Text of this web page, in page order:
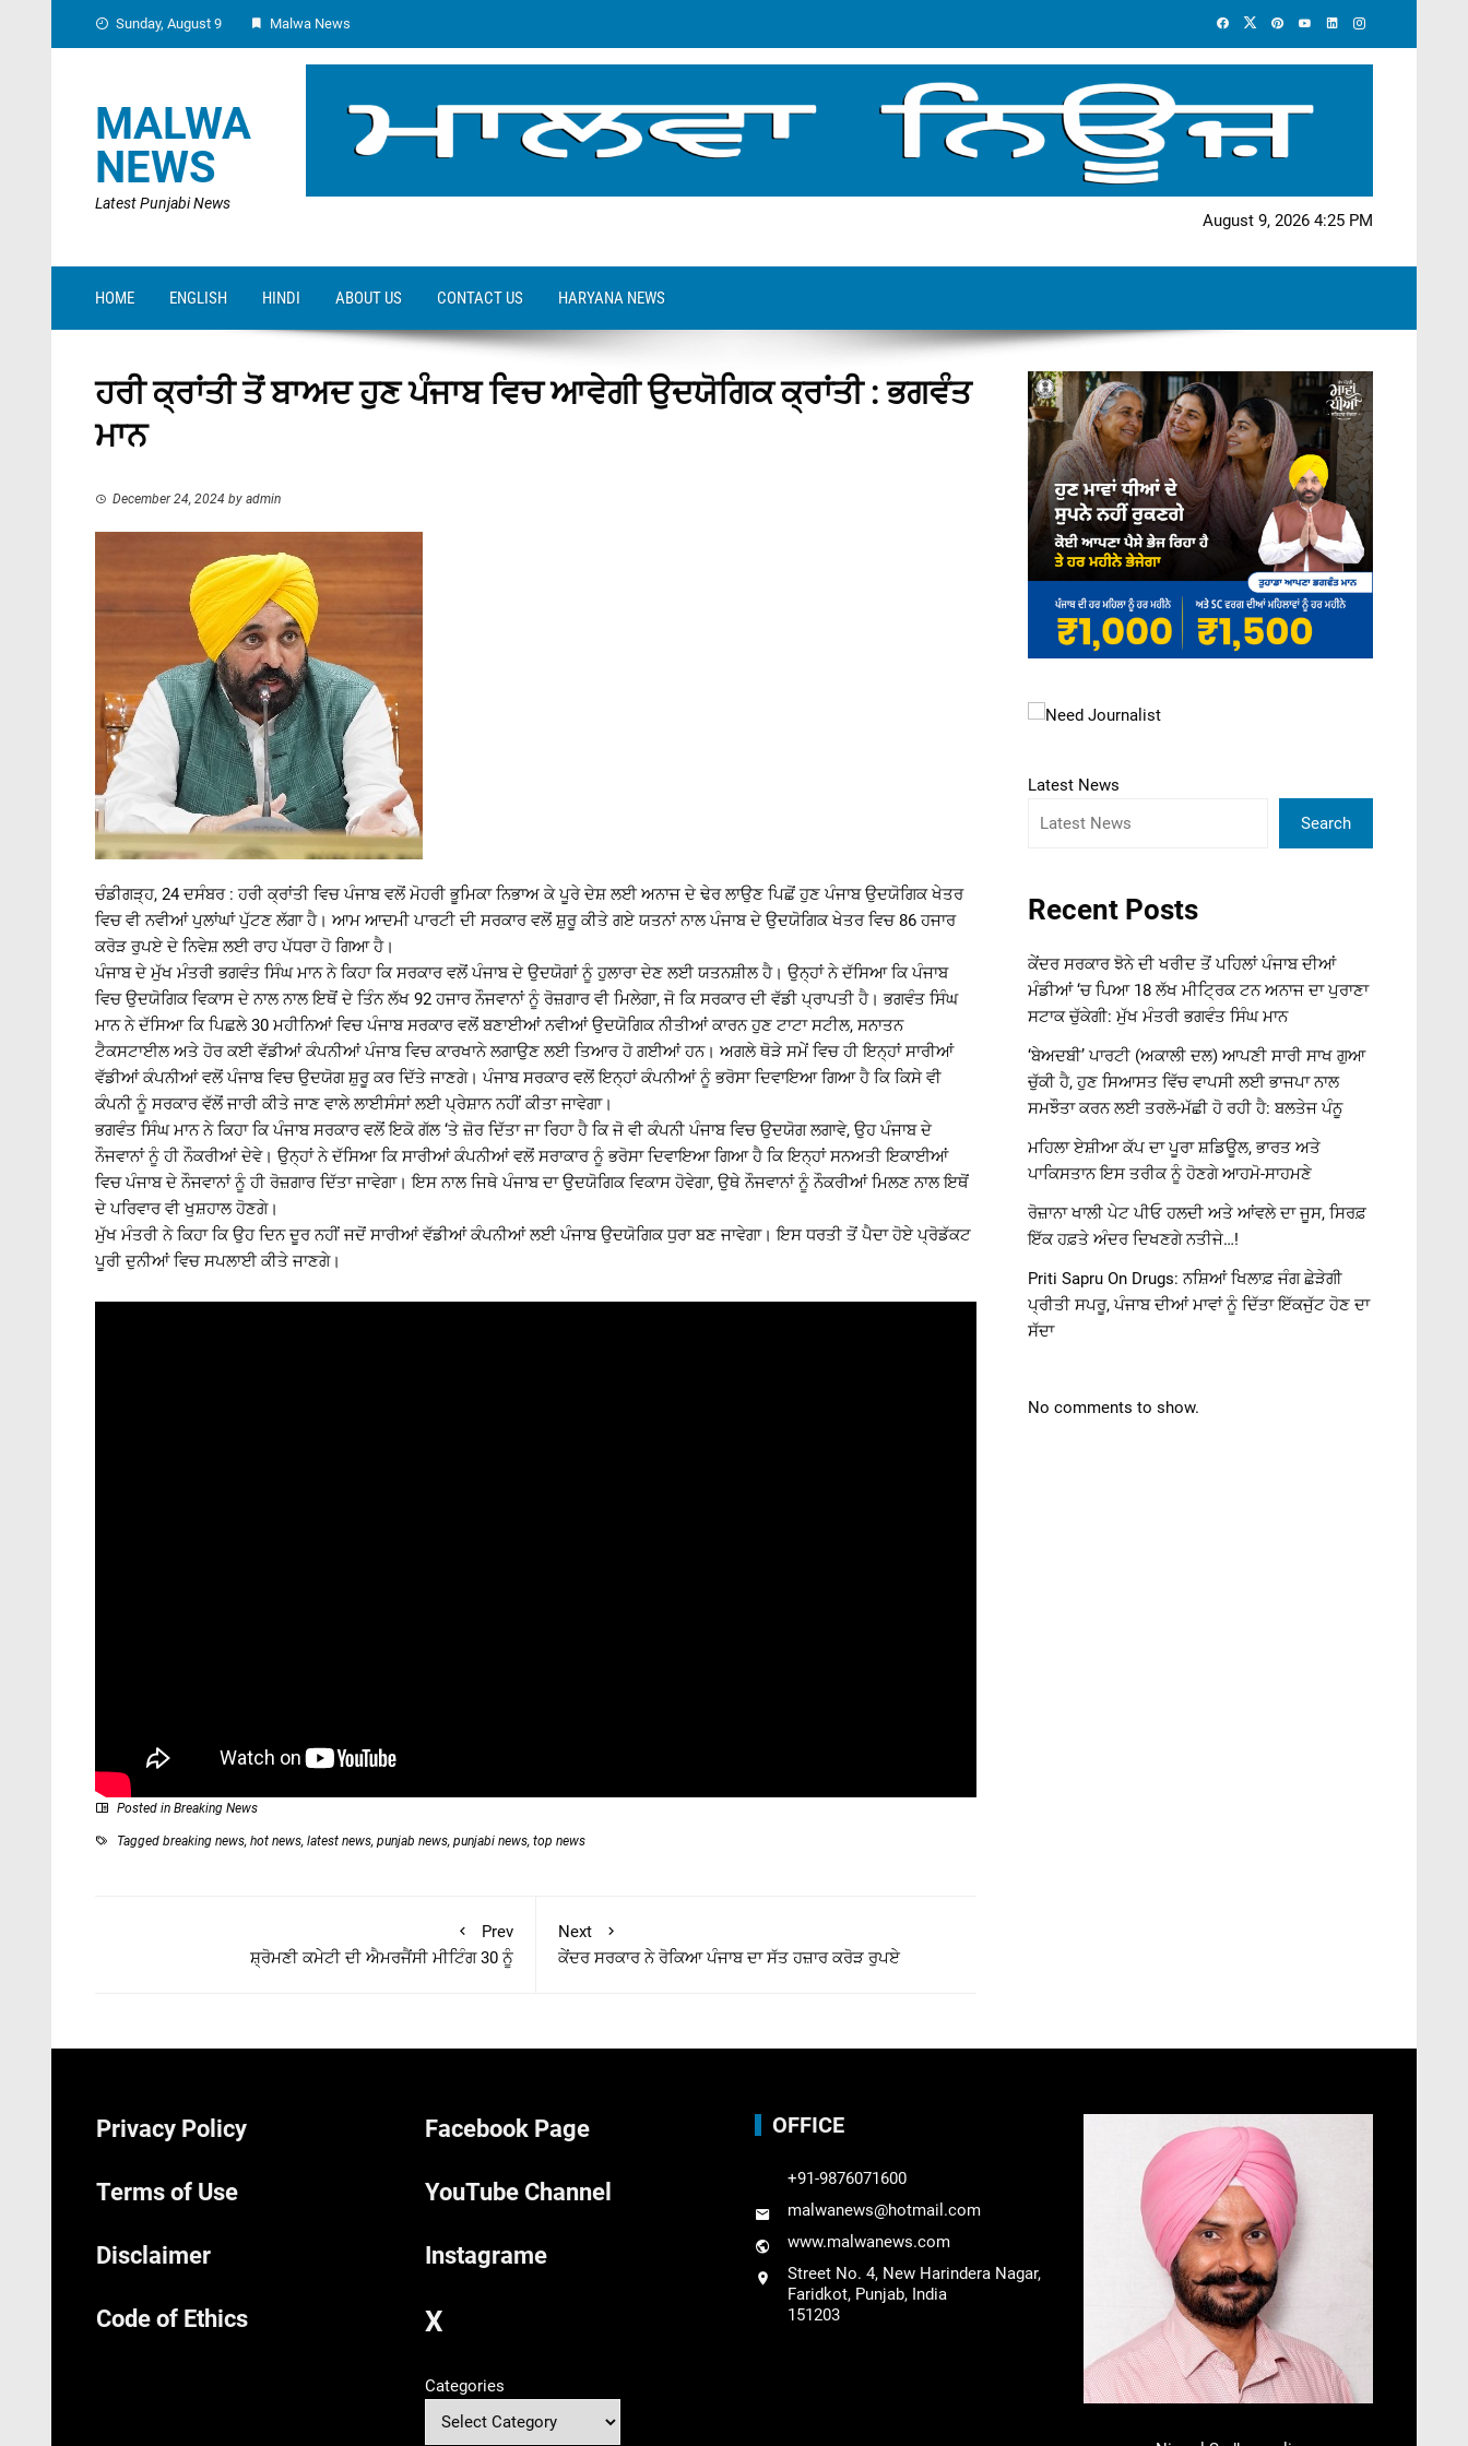
Sunday, August 9 Malwa News
MALWA
NEWS
Latest Punjabi News
August 9, 2026 4:25 PM
HOME ENGLISH HINDI ABOUT US CONTACT US HARYANA NEWS
ਹਰੀ ਕ੍ਰਾਂਤੀ ਤੋਂ ਬਾਅਦ ਹੁਣ ਪੰਜਾਬ ਵਿਚ ਆਵੇਗੀ ਉਦਯੋਗਿਕ ਕ੍ਰਾਂਤੀ : ਭਗਵੰਤ
ਮਾਨ
December 24, 2024 by admin
ਚੰਡੀਗੜ੍ਹ, 24 ਦਸੰਬਰ : ਹਰੀ ਕ੍ਰਾਂਤੀ ਵਿਚ ਪੰਜਾਬ ਵਲੋਂ ਮੋਹਰੀ ਭੂਮਿਕਾ ਨਿਭਾਅ ਕੇ ਪੂਰੇ ਦੇਸ਼ ਲਈ ਅਨਾਜ ਦੇ ਢੇਰ ਲਾਉਣ ਪਿਛੋਂ ਹੁਣ ਪੰਜਾਬ ਉਦਯੋਗਿਕ ਖੇਤਰ
ਵਿਚ ਵੀ ਨਵੀਆਂ ਪੁਲਾਂਘਾਂ ਪੁੱਟਣ ਲੱਗਾ ਹੈ। ਆਮ ਆਦਮੀ ਪਾਰਟੀ ਦੀ ਸਰਕਾਰ ਵਲੋਂ ਸ਼ੁਰੂ ਕੀਤੇ ਗਏ ਯਤਨਾਂ ਨਾਲ ਪੰਜਾਬ ਦੇ ਉਦਯੋਗਿਕ ਖੇਤਰ ਵਿਚ 86 ਹਜਾਰ
ਕਰੋੜ ਰੁਪਏ ਦੇ ਨਿਵੇਸ਼ ਲਈ ਰਾਹ ਪੱਧਰਾ ਹੋ ਗਿਆ ਹੈ।
ਪੰਜਾਬ ਦੇ ਮੁੱਖ ਮੰਤਰੀ ਭਗਵੰਤ ਸਿੰਘ ਮਾਨ ਨੇ ਕਿਹਾ ਕਿ ਸਰਕਾਰ ਵਲੋਂ ਪੰਜਾਬ ਦੇ ਉਦਯੋਗਾਂ ਨੂੰ ਹੁਲਾਰਾ ਦੇਣ ਲਈ ਯਤਨਸ਼ੀਲ ਹੈ। ਉਨ੍ਹਾਂ ਨੇ ਦੱਸਿਆ ਕਿ ਪੰਜਾਬ
ਵਿਚ ਉਦਯੋਗਿਕ ਵਿਕਾਸ ਦੇ ਨਾਲ ਨਾਲ ਇਥੋਂ ਦੇ ਤਿੰਨ ਲੱਖ 92 ਹਜਾਰ ਨੌਜਵਾਨਾਂ ਨੂੰ ਰੋਜ਼ਗਾਰ ਵੀ ਮਿਲੇਗਾ, ਜੋ ਕਿ ਸਰਕਾਰ ਦੀ ਵੱਡੀ ਪ੍ਰਾਪਤੀ ਹੈ। ਭਗਵੰਤ ਸਿੰਘ
ਮਾਨ ਨੇ ਦੱਸਿਆ ਕਿ ਪਿਛਲੇ 30 ਮਹੀਨਿਆਂ ਵਿਚ ਪੰਜਾਬ ਸਰਕਾਰ ਵਲੋਂ ਬਣਾਈਆਂ ਨਵੀਆਂ ਉਦਯੋਗਿਕ ਨੀਤੀਆਂ ਕਾਰਨ ਹੁਣ ਟਾਟਾ ਸਟੀਲ, ਸਨਾਤਨ
ਟੈਕਸਟਾਈਲ ਅਤੇ ਹੋਰ ਕਈ ਵੱਡੀਆਂ ਕੰਪਨੀਆਂ ਪੰਜਾਬ ਵਿਚ ਕਾਰਖਾਨੇ ਲਗਾਉਣ ਲਈ ਤਿਆਰ ਹੋ ਗਈਆਂ ਹਨ। ਅਗਲੇ ਥੋੜੇ ਸਮੇਂ ਵਿਚ ਹੀ ਇਨ੍ਹਾਂ ਸਾਰੀਆਂ
ਵੱਡੀਆਂ ਕੰਪਨੀਆਂ ਵਲੋਂ ਪੰਜਾਬ ਵਿਚ ਉਦਯੋਗ ਸ਼ੁਰੂ ਕਰ ਦਿੱਤੇ ਜਾਣਗੇ। ਪੰਜਾਬ ਸਰਕਾਰ ਵਲੋਂ ਇਨ੍ਹਾਂ ਕੰਪਨੀਆਂ ਨੂੰ ਭਰੋਸਾ ਦਿਵਾਇਆ ਗਿਆ ਹੈ ਕਿ ਕਿਸੇ ਵੀ
ਕੰਪਨੀ ਨੂੰ ਸਰਕਾਰ ਵੱਲੋਂ ਜਾਰੀ ਕੀਤੇ ਜਾਣ ਵਾਲੇ ਲਾਈਸੰਸਾਂ ਲਈ ਪ੍ਰੇਸ਼ਾਨ ਨਹੀਂ ਕੀਤਾ ਜਾਵੇਗਾ।
ਭਗਵੰਤ ਸਿੰਘ ਮਾਨ ਨੇ ਕਿਹਾ ਕਿ ਪੰਜਾਬ ਸਰਕਾਰ ਵਲੋਂ ਇਕੋ ਗੱਲ ‘ਤੇ ਜ਼ੋਰ ਦਿੱਤਾ ਜਾ ਰਿਹਾ ਹੈ ਕਿ ਜੋ ਵੀ ਕੰਪਨੀ ਪੰਜਾਬ ਵਿਚ ਉਦਯੋਗ ਲਗਾਵੇ, ਉਹ ਪੰਜਾਬ ਦੇ
ਨੌਜਵਾਨਾਂ ਨੂੰ ਹੀ ਨੌਕਰੀਆਂ ਦੇਵੇ। ਉਨ੍ਹਾਂ ਨੇ ਦੱਸਿਆ ਕਿ ਸਾਰੀਆਂ ਕੰਪਨੀਆਂ ਵਲੋਂ ਸਰਾਕਾਰ ਨੂੰ ਭਰੋਸਾ ਦਿਵਾਇਆ ਗਿਆ ਹੈ ਕਿ ਇਨ੍ਹਾਂ ਸਨਅਤੀ ਇਕਾਈਆਂ
ਵਿਚ ਪੰਜਾਬ ਦੇ ਨੌਜਵਾਨਾਂ ਨੂੰ ਹੀ ਰੋਜ਼ਗਾਰ ਦਿੱਤਾ ਜਾਵੇਗਾ। ਇਸ ਨਾਲ ਜਿਥੇ ਪੰਜਾਬ ਦਾ ਉਦਯੋਗਿਕ ਵਿਕਾਸ ਹੋਵੇਗਾ, ਉਥੇ ਨੌਜਵਾਨਾਂ ਨੂੰ ਨੌਕਰੀਆਂ ਮਿਲਣ ਨਾਲ ਇਥੋਂ
ਦੇ ਪਰਿਵਾਰ ਵੀ ਖੁਸ਼ਹਾਲ ਹੋਣਗੇ।
ਮੁੱਖ ਮੰਤਰੀ ਨੇ ਕਿਹਾ ਕਿ ਉਹ ਦਿਨ ਦੂਰ ਨਹੀਂ ਜਦੋਂ ਸਾਰੀਆਂ ਵੱਡੀਆਂ ਕੰਪਨੀਆਂ ਲਈ ਪੰਜਾਬ ਉਦਯੋਗਿਕ ਧੁਰਾ ਬਣ ਜਾਵੇਗਾ। ਇਸ ਧਰਤੀ ਤੋਂ ਪੈਦਾ ਹੋਏ ਪ੍ਰੋਡੱਕਟ
ਪੂਰੀ ਦੁਨੀਆਂ ਵਿਚ ਸਪਲਾਈ ਕੀਤੇ ਜਾਣਗੇ।
Posted in Breaking News
Tagged breaking news, hot news, latest news, punjab news, punjabi news, top news
Prev
ਸ਼੍ਰੋਮਣੀ ਕਮੇਟੀ ਦੀ ਐਮਰਜੈਂਸੀ ਮੀਟਿੰਗ 30 ਨੂੰ
Next
ਕੇਂਦਰ ਸਰਕਾਰ ਨੇ ਰੋਕਿਆ ਪੰਜਾਬ ਦਾ ਸੱਤ ਹਜ਼ਾਰ ਕਰੋੜ ਰੁਪਏ
Latest News
Search
Recent Posts
ਕੇਂਦਰ ਸਰਕਾਰ ਝੋਨੇ ਦੀ ਖਰੀਦ ਤੋਂ ਪਹਿਲਾਂ ਪੰਜਾਬ ਦੀਆਂ
ਮੰਡੀਆਂ ‘ਚ ਪਿਆ 18 ਲੱਖ ਮੀਟ੍ਰਿਕ ਟਨ ਅਨਾਜ ਦਾ ਪੁਰਾਣਾ
ਸਟਾਕ ਚੁੱਕੇਗੀ: ਮੁੱਖ ਮੰਤਰੀ ਭਗਵੰਤ ਸਿੰਘ ਮਾਨ
‘ਬੇਅਦਬੀ’ ਪਾਰਟੀ (ਅਕਾਲੀ ਦਲ) ਆਪਣੀ ਸਾਰੀ ਸਾਖ ਗੁਆ
ਚੁੱਕੀ ਹੈ, ਹੁਣ ਸਿਆਸਤ ਵਿੱਚ ਵਾਪਸੀ ਲਈ ਭਾਜਪਾ ਨਾਲ
ਸਮਝੌਤਾ ਕਰਨ ਲਈ ਤਰਲੋ-ਮੱਛੀ ਹੋ ਰਹੀ ਹੈ: ਬਲਤੇਜ ਪੰਨੂ
ਮਹਿਲਾ ਏਸ਼ੀਆ ਕੱਪ ਦਾ ਪੂਰਾ ਸ਼ਡਿਊਲ, ਭਾਰਤ ਅਤੇ
ਪਾਕਿਸਤਾਨ ਇਸ ਤਰੀਕ ਨੂੰ ਹੋਣਗੇ ਆਹਮੋ-ਸਾਹਮਣੇ
ਰੋਜ਼ਾਨਾ ਖਾਲੀ ਪੇਟ ਪੀਓ ਹਲਦੀ ਅਤੇ ਆਂਵਲੇ ਦਾ ਜੂਸ, ਸਿਰਫ਼
ਇੱਕ ਹਫ਼ਤੇ ਅੰਦਰ ਦਿਖਣਗੇ ਨਤੀਜੇ…!
Priti Sapru On Drugs: ਨਸ਼ਿਆਂ ਖਿਲਾਫ਼ ਜੰਗ ਛੇੜੇਗੀ
ਪ੍ਰੀਤੀ ਸਪਰੂ, ਪੰਜਾਬ ਦੀਆਂ ਮਾਵਾਂ ਨੂੰ ਦਿੱਤਾ ਇੱਕਜੁੱਟ ਹੋਣ ਦਾ
ਸੱਦਾ
No comments to show.
Privacy Policy
Terms of Use
Disclaimer
Code of Ethics
Facebook Page
YouTube Channel
Instagrame
X
Categories
OFFICE
+91-9876071600
malwanews@hotmail.com
www.malwanews.com
Street No. 4, New Harindera Nagar,
Faridkot, Punjab, India
151203